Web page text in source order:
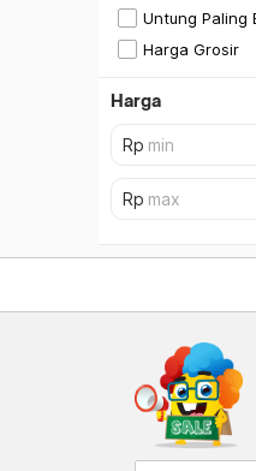
Untung Paling
Harga Grosir
Harga